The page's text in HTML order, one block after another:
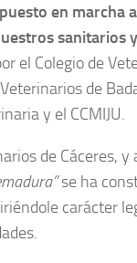
en marcha
sanitarios
el Colegio de
de
y el CCMIJU.
de Cáceres, y
se ha
carácter